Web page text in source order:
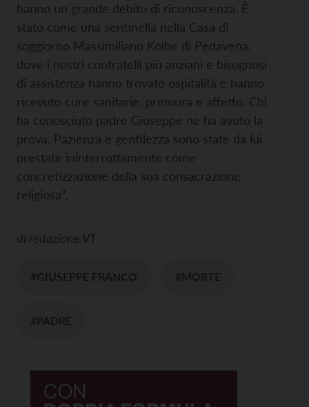
hanno un grande debito di riconoscenza. È
stato come una sentinella nella Casa di
soggiorno Massimiliano Kolbe di Pedavena,
dove i nostri confratelli più anziani e bisognosi
di assistenza hanno trovato ospitalità e hanno
ricevuto cure sanitarie, premura e affetto. Chi
ha conosciuto padre Giuseppe ne ha avuto la
prova. Pazienza e gentilezza sono state da lui
prestate ininterrottamente come
concretizzazione della sua consacrazione
religiosa”.
di redazione VT
#GIUSEPPE FRANCO #MORTE
#PADRE